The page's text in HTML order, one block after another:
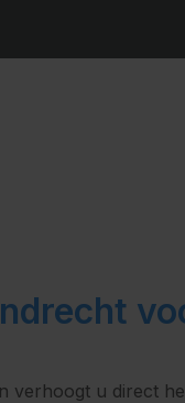
verhoogt u direct